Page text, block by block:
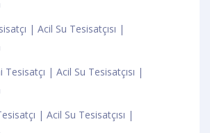
| Acil Su Tesisatçısı |
Tesisatçı | Acil Su Tesisatçısı |
| Acil Su Tesisatçısı |